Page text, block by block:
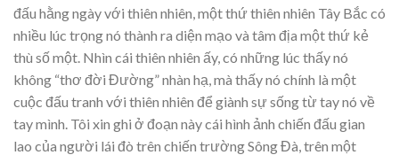
đấu hằng ngày với thiên nhiên, một thứ thiên nhiên Tây Bắc có
nhiều lúc trọng nó thành ra diện mạo và tâm địa một thứ kẻ
thù số một. Nhìn cái thiên nhiên ấy, có những lúc thấy nó
không “thơ đời Đường” nhàn hạ, mà thấy nó chính là một
cuộc đấu tranh với thiên nhiên để giành sự sống từ tay nó về
tay mình. Tôi xin ghi ở đoạn này cái hình ảnh chiến đấu gian
lao của người lái đò trên chiến trường Sông Đà, trên một